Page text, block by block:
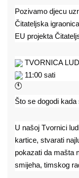
Pozivamo djecu
Čitateljska
EU projekta
TVORNICA
11:00 sati
Što se dogodi
U našoj Tvornici
kartice, stvarati
pokazati da mašta
smijeha, timskog